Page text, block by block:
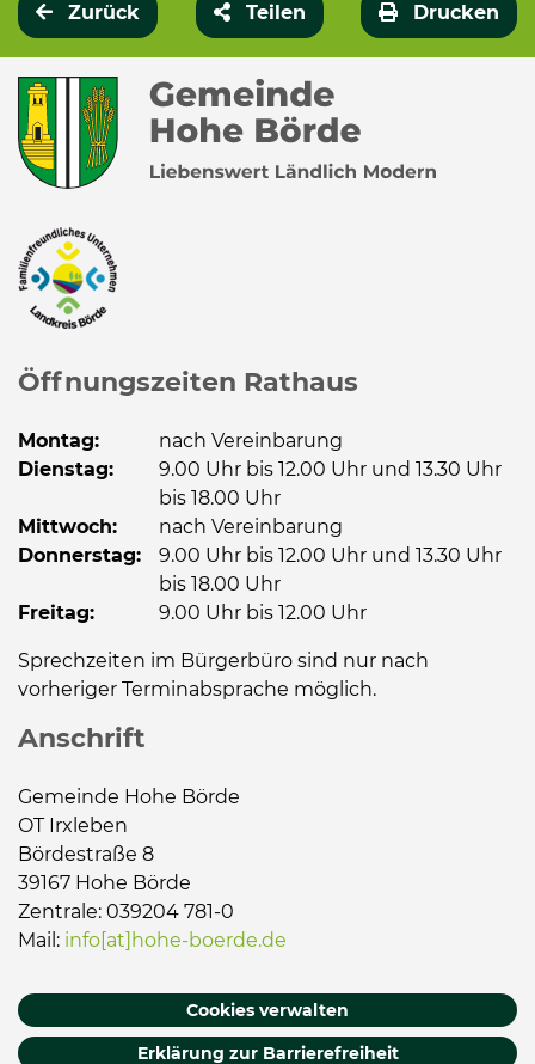
Zurück Teilen Drucken
Öffnungszeiten Rathaus
Montag:
nach Vereinbarung
Dienstag:
9.00 Uhr bis 12.00 Uhr und 13.30 Uhr
bis 18.00 Uhr
Mittwoch:
nach Vereinbarung
Donnerstag: 9.00 Uhr bis 12.00 Uhr und 13.30 Uhr
bis 18.00 Uhr
Freitag:
9.00 Uhr bis 12.00 Uhr
Sprechzeiten im Bürgerbüro sind nur nach
vorheriger Terminabsprache möglich.
Anschrift
Gemeinde Hohe Börde
OT Irxleben
Bördestraße 8
39167 Hohe Börde
Zentrale: 039204 781-0
Mail: info[at]hohe-boerde.de
Cookies verwalten
Erklärung zur Barrierefreiheit